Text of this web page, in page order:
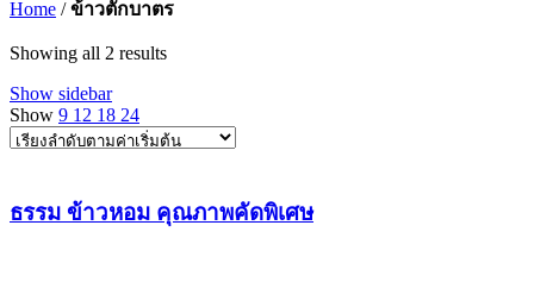
Home /ข้าวตักบาตร
Showing all 2 results
Show sidebar
Show 9 12 18 24
ธรรม ข้าวหอม คุณภาพคัดพิเศษ